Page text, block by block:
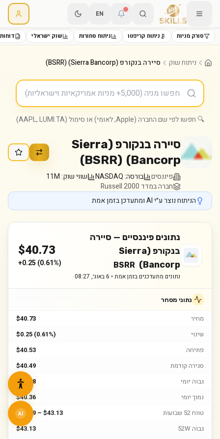
EN
סורק מניות ניתוח קריפטו ניתוח סחורות שוק ישראלי
ניתוח שוק סיירה בנקורפ (Sierra Bancorp) (BSRR)
🔍 חפשו לפי שם החברה (Apple, לאומי) או סימול (AAPL, LUMI.TA)
סיירה בנקורפ (Sierra
Bancorp)
(
BSRR
)
פיננסים בורסה:NASDAQ שווי שוק:11M
חברה במדד Russell 2000
הניתוח נוצר ע״י AI ומתעדכן בזמן אמת
נתונים פיננסיים — סיירה
בנקורפ (Sierra
Bancorp)
BSRR
נתונים מתעדכנים בזמן אמת • 6 באוג׳, 08:27
$40.73
+0.25 (0.61%)
נתוני מסחר
מחיר
$40.73
שינוי
$0.25 (0.61%)
פתיחה
$40.53
סגירה קודמת
$40.49
גבוה יומי
$40.98
נמוך יומי
$40.36
טווח 52 שבועות
$26.49 – $43.13
גבוה 52W
$43.13
AI